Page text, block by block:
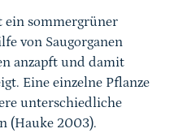
ein sommergrüner
von Saugorganen
anzapft und damit
Eine einzelne Pflanze
unterschiedliche
(Hauke 2003).